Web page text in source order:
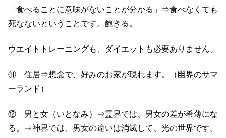
「食べることに意味がないことが分かる」⇒食べなくても
死なないということです。飽きる。
ウエイトトレーニングも、ダイエットも必要ありません。
⑪ 住居⇒想念で、好みのお家が現れます。（幽界のサマ
ーランド）
⑫ 男と女（いとなみ）⇒霊界では、男女の差が希薄にな
る。⇒神界では、男女の違いは消滅して、光の世界です。